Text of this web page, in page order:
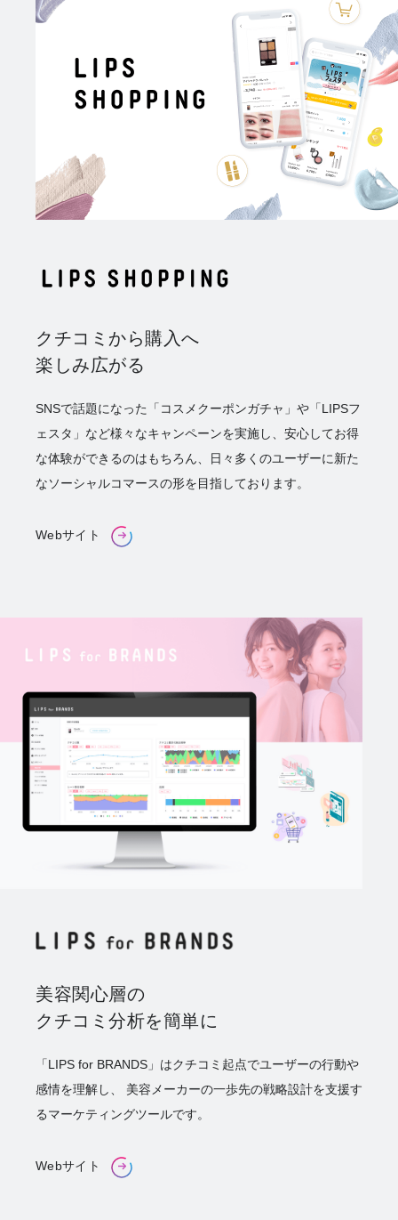
クチコミから購入へ
楽しみ広がる
SNSで話題になった「コスメクーポンガチャ」や「LIPSフ
ェスタ」など様々なキャンペーンを実施し、安心してお得
な体験ができるのはもちろん、日々多くのユーザーに新た
なソーシャルコマースの形を目指しております。
Webサイト
美容関心層の
クチコミ分析を簡単に
「LIPS for BRANDS」はクチコミ起点でユーザーの行動や
感情を理解し、 美容メーカーの一歩先の戦略設計を支援す
るマーケティングツールです。
Webサイト